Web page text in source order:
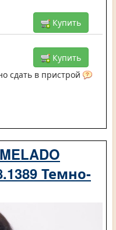
Купить
Купить
сдать в пристрой
Темно-